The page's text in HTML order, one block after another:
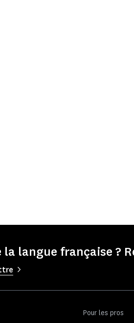
la langue française ?
Pour les pros